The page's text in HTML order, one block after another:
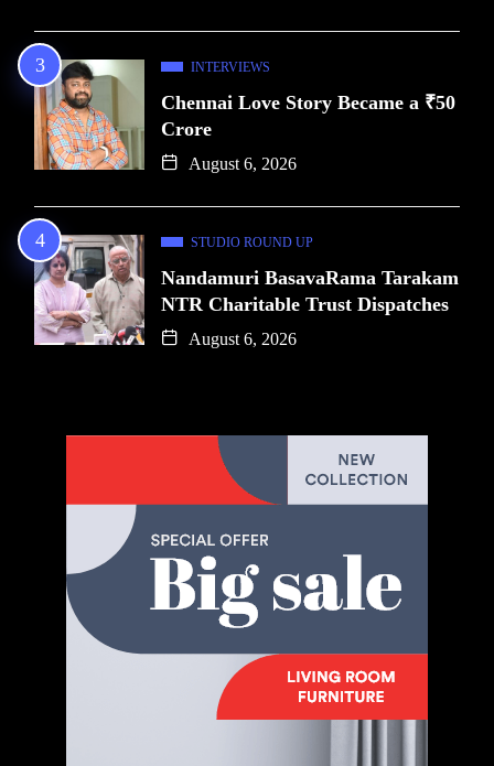
INTERVIEWS
Chennai Love Story Became a ₹50
Crore
August 6, 2026
STUDIO ROUND UP
Nandamuri BasavaRama Tarakam
NTR Charitable Trust Dispatches
August 6, 2026